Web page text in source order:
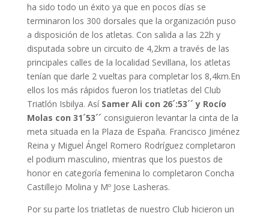
ha sido todo un éxito ya que en pocos días se
terminaron los 300 dorsales que la organización puso
a disposición de los atletas. Con salida a las 22h y
disputada sobre un circuito de 4,2km a través de las
principales calles de la localidad Sevillana, los atletas
tenían que darle 2 vueltas para completar los 8,4km.En
ellos los más rápidos fueron los triatletas del Club
Triatlón Isbilya. Así Samer Ali con 26´:53´´ y Rocío
Molas con 31´53´´consiguieron levantar la cinta de la
meta situada en la Plaza de España. Francisco Jiménez
Reina y Miguel Ángel Romero Rodríguez completaron
el podium masculino, mientras que los puestos de
honor en categoría femenina lo completaron Concha
Castillejo Molina y Mº Jose Lasheras.
Por su parte los triatletas de nuestro Club hicieron un